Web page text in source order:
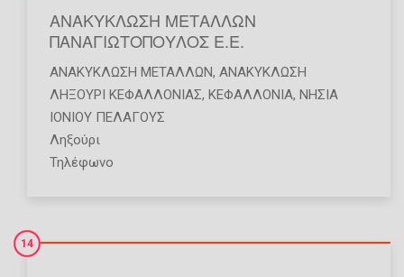
ΑΝΑΚΥΚΛΩΣΗ ΜΕΤΑΛΛΩΝ
ΠΑΝΑΓΙΩΤΟΠΟΥΛΟΣ Ε.Ε.
ΑΝΑΚΎΚΛΩΣΗ ΜΕΤΆΛΛΩΝ, ΑΝΑΚΎΚΛΩΣΗ
ΛΗΞΟΥΡΙ ΚΕΦΑΛΛΟΝΙΑΣ, ΚΕΦΑΛΛΟΝΙΑ, ΝΗΣΙΑ
ΙΟΝΙΟΥ ΠΕΛΑΓΟΥΣ
Ληξούρι
Τηλέφωνο
14